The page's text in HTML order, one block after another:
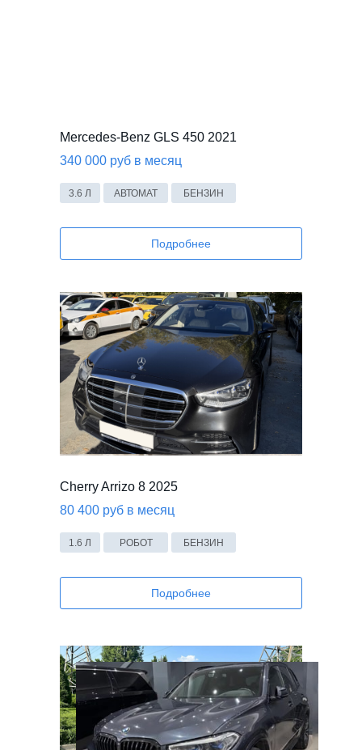
Cherry Arrizo 8 2025
80 400 руб в месяц
Подробнее
1.6 Л РОБОТ БЕНЗИН
Mercedes-Benz GLS 450 2021
340 000 руб в месяц
Подробнее
3.6 Л АВТОМАТ БЕНЗИН